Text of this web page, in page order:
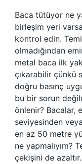
Baca tütüyor ne
birleşim yeri
kontrol edin.
olmadığından
metal baca ilk
çıkarabilir çünkü
doğru basınç
bu bir sorun
önlenir? Bacalar,
seviyesinden
en az 50 metre
ne yapmalıyım?
çekişini de